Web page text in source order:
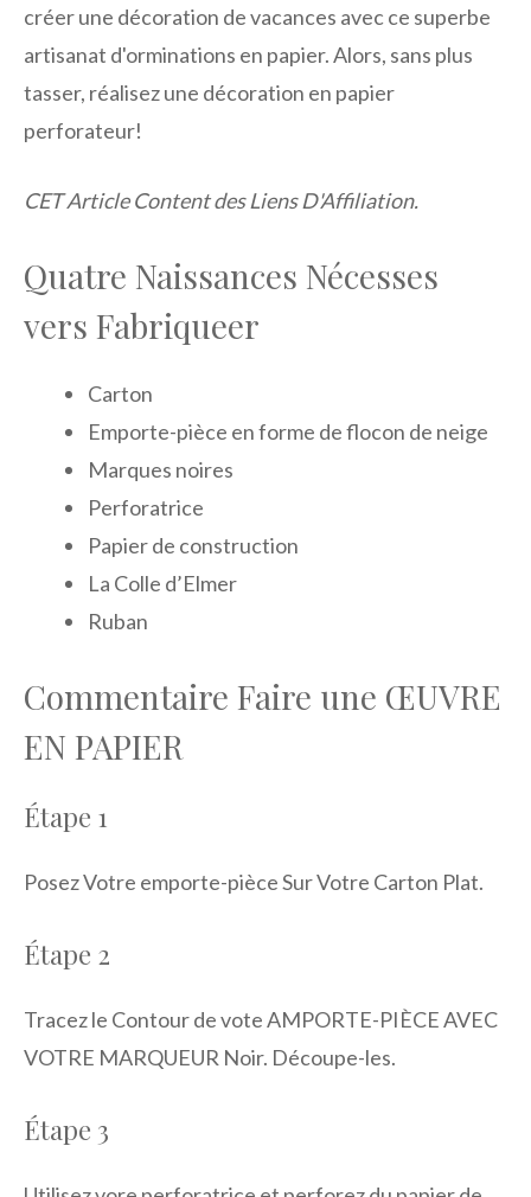
créer une décoration de vacances avec ce superbe
artisanat d'orminations en papier. Alors, sans plus
tasser, réalisez une décoration en papier
perforateur!
CET Article Content des Liens D'Affiliation.
Quatre Naissances Nécesses
vers Fabriqueer
Carton
Emporte-pièce en forme de flocon de neige
Marques noires
Perforatrice
Papier de construction
La Colle d’Elmer
Ruban
Commentaire Faire une ŒUVRE
EN PAPIER
Étape 1
Posez Votre emporte-pièce Sur Votre Carton Plat.
Étape 2
Tracez le Contour de vote AMPORTE-PIÈCE AVEC
VOTRE MARQUEUR Noir. Découpe-les.
Étape 3